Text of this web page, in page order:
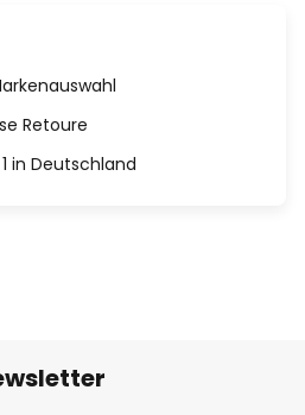
Retoure
in Deutschland